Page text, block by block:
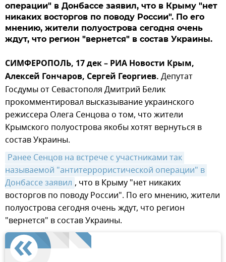
операции" в Донбассе заявил, что в Крыму "нет
никаких восторгов по поводу России". По его
мнению, жители полуострова сегодня очень
ждут, что регион "вернется" в состав Украины.
СИМФЕРОПОЛЬ, 17 дек – РИА Новости Крым,
Алексей Гончаров, Сергей Георгиев. Депутат
Госдумы от Севастополя Дмитрий Белик
прокомментировал высказывание украинского
режиссера Олега Сенцова о том, что жители
Крымского полуострова якобы хотят вернуться в
состав Украины.
Ранее Сенцов на встрече с участниками так
называемой "антитеррористической операции" в
Донбассе заявил , что в Крыму "нет никаких
восторгов по поводу России". По его мнению, жители
полуострова сегодня очень ждут, что регион
"вернется" в состав Украины.